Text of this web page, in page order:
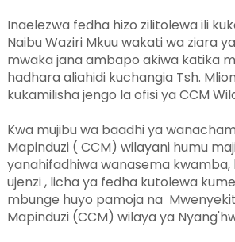
Inaelezwa fedha hizo zilitolewa ili
Naibu Waziri Mkuu wakati wa ziara
mwaka jana ambapo akiwa katika
hadhara aliahidi kuchangia Tsh.
kukamilisha jengo la ofisi ya CCM
Kwa mujibu wa baadhi ya
Mapinduzi ( CCM) wilayani humu
yanahifadhiwa wanasema kwamba,
ujenzi , licha ya fedha kutolewa
mbunge huyo pamoja na
Mapinduzi (CCM) wilaya ya